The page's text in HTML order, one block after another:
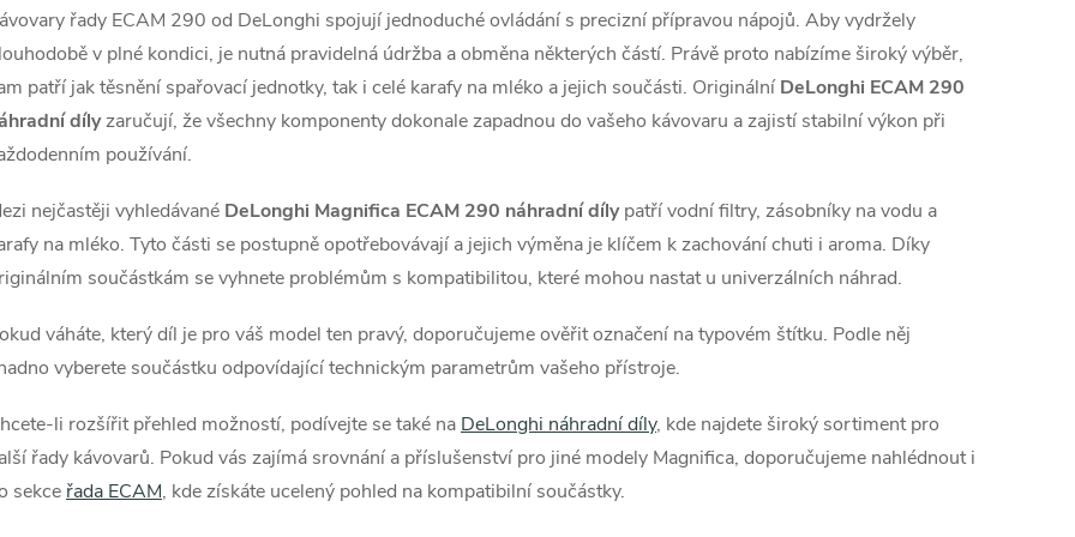
n
k
o
á
n
í
řady ECAM 290 od DeLonghi spojují jednoduché ovládání s precizní přípravou nápojů. Aby vydržely
v plné kondici, je nutná pravidelná údržba a obměna některých částí. Právě proto nabízíme široký výběr,
patří jak těsnění spařovací jednotky, tak i celé karafy na mléko a jejich součásti. Originální DeLonghi ECAM 290
dílyzaručují, že všechny komponenty dokonale zapadnou do vašeho kávovaru a zajistí stabilní výkon při
používání.
nejčastěji vyhledávané DeLonghi Magnifica ECAM 290 náhradní dílypatří vodní filtry, zásobníky na vodu a
na mléko. Tyto části se postupně opotřebovávají a jejich výměna je klíčem k zachování chuti i aroma. Díky
součástkám se vyhnete problémům s kompatibilitou, které mohou nastat u univerzálních náhrad.
váháte, který díl je pro váš model ten pravý, doporučujeme ověřit označení na typovém štítku. Podle něj
vyberete součástku odpovídající technickým parametrům vašeho přístroje.
li rozšířit přehled možností, podívejte se také na DeLonghi náhradní díly, kde najdete široký sortiment pro
řady kávovarů. Pokud vás zajímá srovnání a příslušenství pro jiné modely Magnifica, doporučujeme nahlédnout i
sekce řada ECAM, kde získáte ucelený pohled na kompatibilní součástky.